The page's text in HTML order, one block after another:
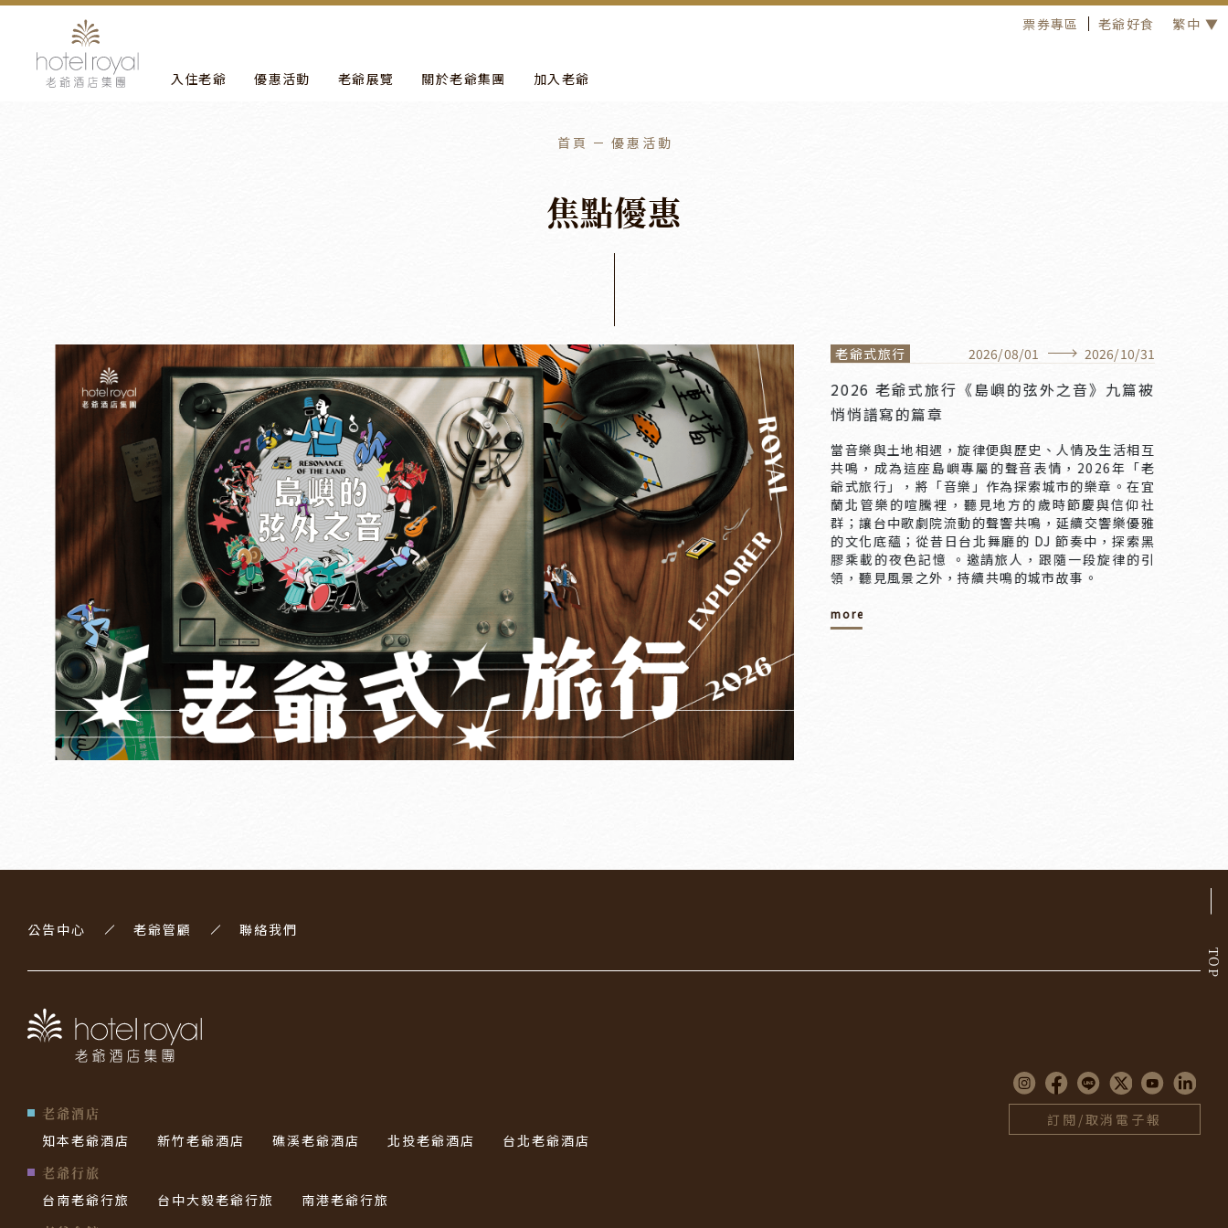
入住老爺 優惠活動 老爺展覽 關於老爺集團 加入老爺
票券專區 老爺好食 繁中 ▼
more
首頁 優惠活動
焦點優惠
老爺式旅行 2026/08/01 2026/10/31
2026 老爺式旅行《島嶼的弦外之音》九篇被
悄悄譜寫的篇章
當音樂與土地相遇，旋律便與歷史、人情及生活相互
共鳴，成為這座島嶼專屬的聲音表情，2026年「老
爺式旅行」，將「音樂」作為探索城市的樂章。在宜
蘭北管樂的喧騰裡，聽見地方的歲時節慶與信仰社
群；讓台中歌劇院流動的聲響共鳴，延續交響樂優雅
的文化底蘊；從昔日台北舞廳的 DJ 節奏中，探索黑
膠乘載的夜色記憶 。邀請旅人，跟隨一段旋律的引
領，聽見風景之外，持續共鳴的城市故事。
more
TOP
公告中心 老爺管顧 聯絡我們
老爺酒店
知本老爺酒店
新竹老爺酒店 礁溪老爺酒店 北投老爺酒店
台北老爺酒店
老爺行旅
台南老爺行旅
台中大毅老爺行旅
南港老爺行旅
訂閱/取消電子報